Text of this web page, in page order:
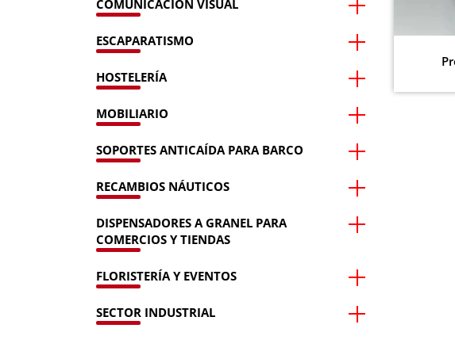
COMUNICACIÓN VISUAL
ESCAPARATISMO
HOSTELERÍA
MOBILIARIO
SOPORTES ANTICAÍDA PARA BARCO
RECAMBIOS NÁUTICOS
DISPENSADORES A GRANEL PARA
COMERCIOS Y TIENDAS
FLORISTERÍA Y EVENTOS
SECTOR INDUSTRIAL